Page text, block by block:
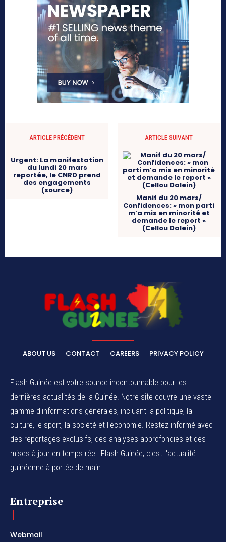
ARTICLE PRÉCÉDENT
Urgent: La manifestation
du lundi 20 mars
reportée, le CNRD prend
des engagements
(source)
ARTICLE SUIVANT
Manif du 20 mars/
Confidences: « mon parti
m’a mis en minorité et
demande le report »
(Cellou Dalein)
ABOUT US CONTACT CAREERS PRIVACY POLICY
Flash Guinée est votre source incontournable pour les
dernières actualités de la Guinée. Notre site couvre une vaste
gamme d'informations générales, incluant la politique, la
culture, le sport, la société et l'économie. Restez informé avec
des reportages exclusifs, des analyses approfondies et des
mises à jour en temps réel. Flash Guinée, c'est l'actualité
guinéenne à portée de main.
Entreprise
Webmail